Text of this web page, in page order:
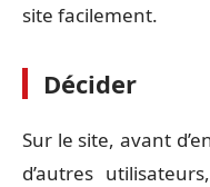
site facilement.
Décider
Sur le site, avant
d’autres